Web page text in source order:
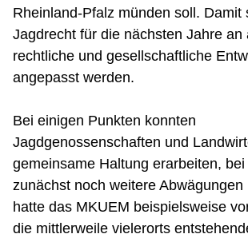
Rheinland-Pfalz münden soll. Damit
Jagdrecht für die nächsten Jahre an
rechtliche und gesellschaftliche
angepasst werden.
Bei einigen Punkten konnten
Jagdgenossenschaften und
gemeinsame Haltung erarbeiten,
zunächst noch weitere
hatte das MKUEM beispielsweise
die mittlerweile vielerorts